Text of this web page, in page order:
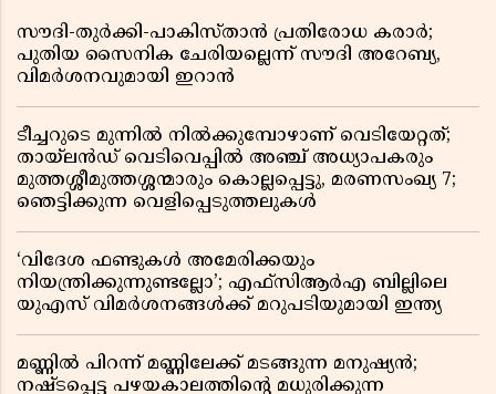
സൗദി-തുർക്കി-പാകിസ്താൻ പ്രതിരോധ കരാർ;
പുതിയ സൈനിക ചേരിയല്ലെന്ന് സൗദി അറേബ്യ,
വിമർശനവുമായി ഇറാൻ
ടീച്ചറുടെ മുന്നിൽ നിൽക്കുമ്പോഴാണ് വെടിയേറ്റത്;
തായ്‌ലൻഡ് വെടിവെപ്പിൽ അഞ്ച് അധ്യാപകരും
മുത്തശ്ശീമുത്തശ്ശന്മാരും കൊല്ലപ്പെട്ടു, മരണസംഖ്യ 7;
ഞെട്ടിക്കുന്ന വെളിപ്പെടുത്തലുകൾ
‘വിദേശ ഫണ്ടുകൾ അമേരിക്കയും
നിയന്ത്രിക്കുന്നുണ്ടല്ലോ’; എഫ്സിആർഎ ബില്ലിലെ
യുഎസ് വിമർശനങ്ങൾക്ക് മറുപടിയുമായി ഇന്ത്യ
മണ്ണിൽ പിറന്ന് മണ്ണിലേക്ക് മടങ്ങുന്ന മനുഷ്യൻ;
നഷ്ടപ്പെട്ട പഴയകാലത്തിൻ്റെ മധുരിക്കുന്ന